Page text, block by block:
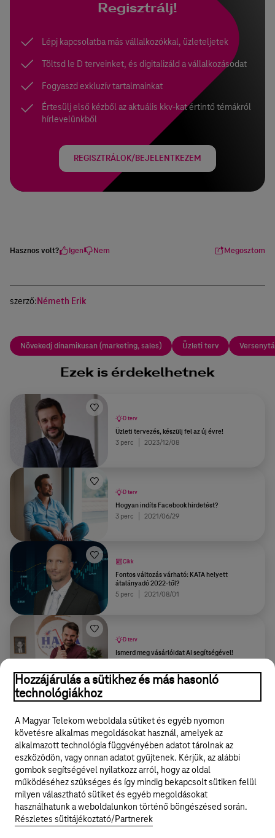
Regisztrálj!
Lépj kapcsolatba más vállalkozókkal, üzleteljetek
Töltsd le D terveinket, és digitalizáld a vállalkozásodat
Fogyaszd exkluzív tartalmainkat
Értesülj első kézből az aktuális kkv-kat értintő témákról
hírlevelünkből
REGISZTRÁLOK/BEJELENTKEZEM
Hasznos volt? Igen Nem Megosztom
szerző:Németh Erik
Növekedj dinamikusan (marketing, sales) Üzleti terv
Ezek is érdekelhetnek
D terv
Üzleti tervezés, készülj fel az új évre!
3 perc
2023/12/08
D terv
Hogyan indíts Facebook hirdetést?
3 perc
2021/06/29
Cikk
Fontos változás várható: KATA helyett
átalányadó 2022-től?
5 perc
2021/08/01
D terv
Ismerd meg vásárlóidat AI segítségével!
Legyél a Hello Biznisz közösség tagja!
REGISZTRÁLOK/BELÉPEK
Hozzájárulás a sütikhez és más hasonló
technológiákhoz
A Magyar Telekom weboldala sütiket és egyéb nyomon
követésre alkalmas megoldásokat használ, amelyek az
alkalmazott technológia függvényében adatot tárolnak az
eszközödön, vagy onnan adatot gyűjtenek. Kérjük, az alábbi
gombok segítségével nyilatkozz arról, hogy az oldal
működéséhez szükséges és így mindig bekapcsolt sütiken felül
milyen választható sütiket és egyéb megoldásokat
használhatunk a weboldalunkon történő böngészésed során.
Részletes sütitájékoztató/Partnerek